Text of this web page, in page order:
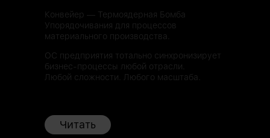
Конвейер — Термоядерная Бомба
Упорядочивания для процессов
материального производства.
ОС предприятия тотально синхронизирует
бизнес-процессы любой отрасли.
Любой сложности. Любого масштаба.
Читать